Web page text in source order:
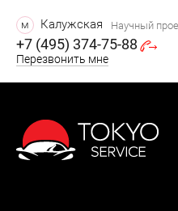
м Калужская Научный
+7 (495) 374-75-88
Перезвонить мне